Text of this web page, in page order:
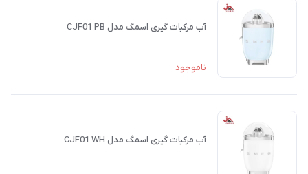
آب مرکبات گیری اسمگ مدل CJF01 PB
ناموجود
آب مرکبات گیری اسمگ مدل CJF01 WH